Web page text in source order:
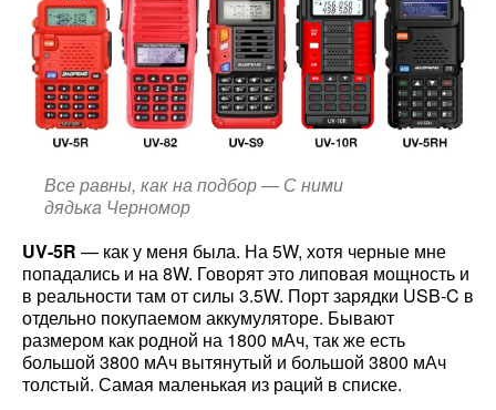
Все равны, как на подбор — С ними
дядька Черномор
UV-5R — как у меня была. На 5W, хотя черные мне
попадались и на 8W. Говорят это липовая мощность и
в реальности там от силы 3.5W. Порт зарядки USB-C в
отдельно покупаемом аккумуляторе. Бывают
размером как родной на 1800 мАч, так же есть
большой 3800 мАч вытянутый и большой 3800 мАч
толстый. Самая маленькая из раций в списке.